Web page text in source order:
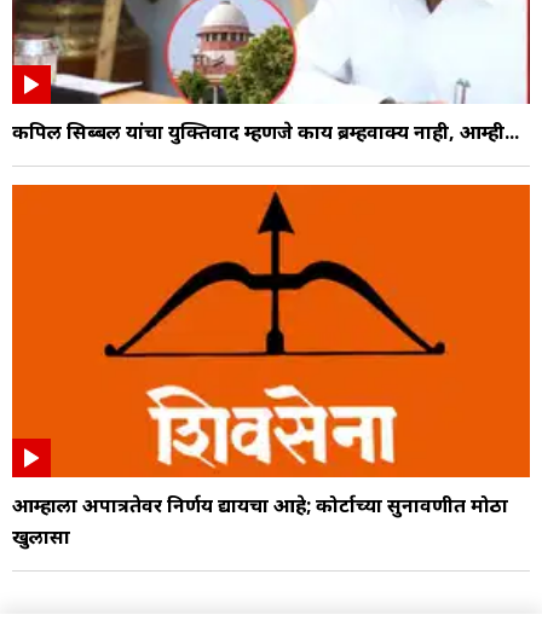
कपिल सिब्बल यांचा युक्तिवाद म्हणजे काय ब्रम्हवाक्य नाही, आम्ही...
आम्हाला अपात्रतेवर निर्णय द्यायचा आहे; कोर्टाच्या सुनावणीत मोठा
खुलासा